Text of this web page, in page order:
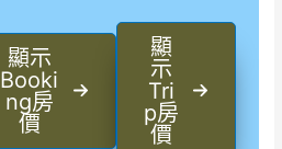
顯示
Booki
ng房
價
顯
示
Tri
p房
價